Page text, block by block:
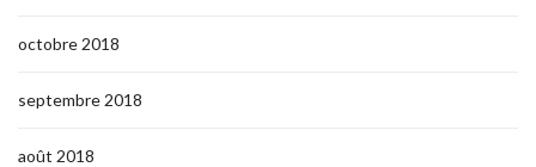
octobre 2018
septembre 2018
août 2018